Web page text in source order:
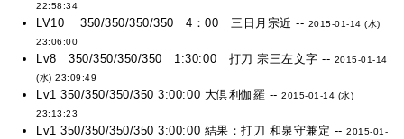
22:58:34
LV10 350/350/350/350 4：00 三日月宗近 -- 2015-01-14 (水)
23:06:00
Lv8 350/350/350/350 1:30:00 打刀 宗三左文字 -- 2015-01-14
(水) 23:09:49
Lv1 350/350/350/350 3:00:00 大倶利伽羅 --2015-01-14 (水)
23:13:23
Lv1 350/350/350/350 3:00:00 結果：打刀 和泉守兼定 --2015-01-